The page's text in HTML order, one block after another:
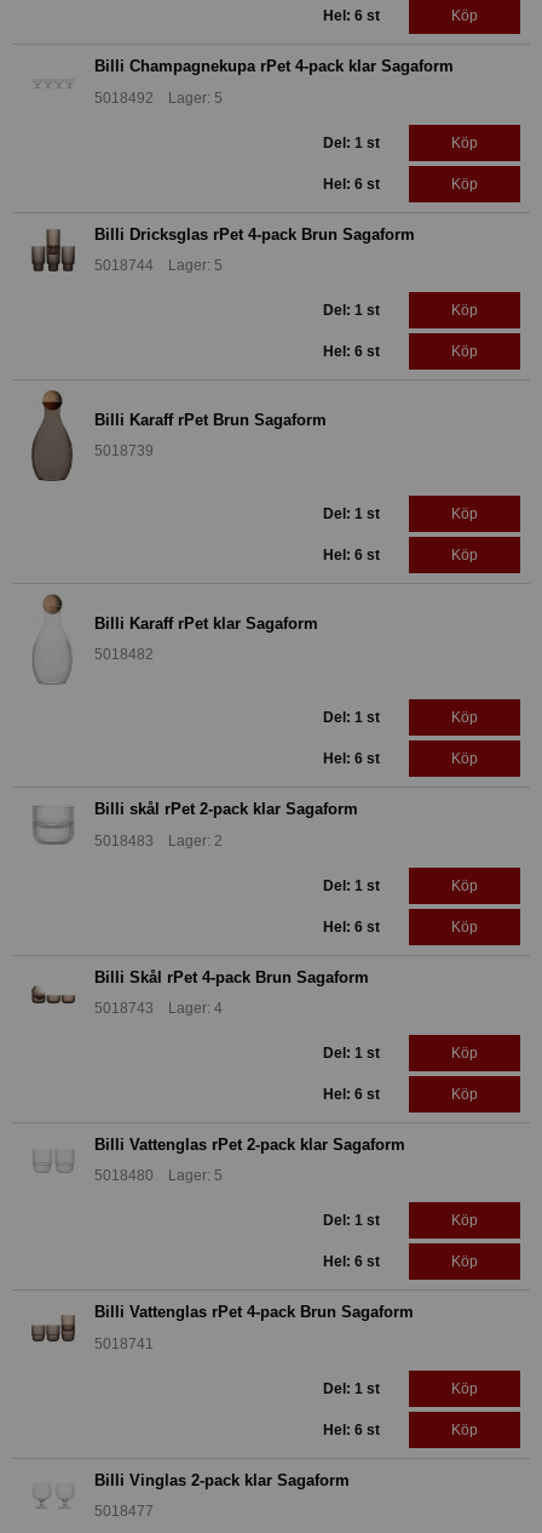
Hel: 6 st Köp
Billi Champagnekupa rPet 4-pack klar Sagaform
5018492 Lager: 5
Del: 1 st Köp
Hel: 6 st Köp
Billi Dricksglas rPet 4-pack Brun Sagaform
5018744 Lager: 5
Del: 1 st Köp
Hel: 6 st Köp
Billi Karaff rPet Brun Sagaform
5018739
Del: 1 st Köp
Hel: 6 st Köp
Billi Karaff rPet klar Sagaform
5018482
Del: 1 st Köp
Hel: 6 st Köp
Billi skål rPet 2-pack klar Sagaform
5018483 Lager: 2
Del: 1 st Köp
Hel: 6 st Köp
Billi Skål rPet 4-pack Brun Sagaform
5018743 Lager: 4
Del: 1 st Köp
Hel: 6 st Köp
Billi Vattenglas rPet 2-pack klar Sagaform
5018480 Lager: 5
Del: 1 st Köp
Hel: 6 st Köp
Billi Vattenglas rPet 4-pack Brun Sagaform
5018741
Del: 1 st Köp
Hel: 6 st Köp
Billi Vinglas 2-pack klar Sagaform
5018477